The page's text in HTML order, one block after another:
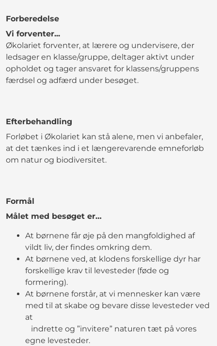
Forberedelse
Vi forventer...
Økolariet forventer, at lærere og undervisere, der
ledsager en klasse/gruppe, deltager aktivt under
opholdet og tager ansvaret for klassens/gruppens
færdsel og adfærd under besøget.
Efterbehandling
Forløbet i Økolariet kan stå alene, men vi anbefaler,
at det tænkes ind i et længerevarende emneforløb
om natur og biodiversitet.
Formål
Målet med besøget er…
At børnene får øje på den mangfoldighed af
vildt liv, der findes omkring dem.
At børnene ved, at klodens forskellige dyr har
forskellige krav til levesteder (føde og
formering).
At børnene forstår, at vi mennesker kan være
med til at skabe og bevare disse levesteder ved
at
indrette og ”invitere” naturen tæt på vores
egne levesteder.